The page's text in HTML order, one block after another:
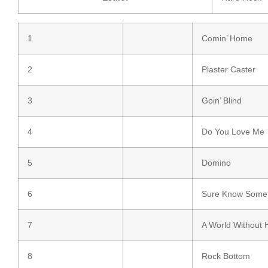
1 Comin’ Home
2 Plaster Caster
3 Goin’ Blind
4 Do You Love Me
5 Domino
6 Sure Know
7 A World Without
8 Rock Bottom